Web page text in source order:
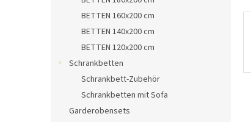
BETTEN 160x200 cm
BETTEN 140x200 cm
BETTEN 120x200 cm
Schrankbetten
Schrankbett-Zubehör
Schrankbetten mit Sofa
Garderobensets